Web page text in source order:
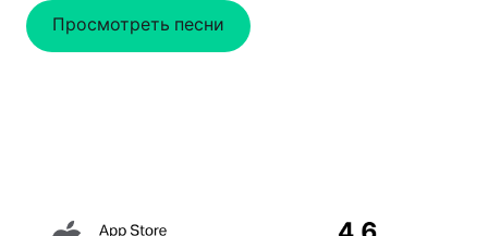
Просмотреть песни